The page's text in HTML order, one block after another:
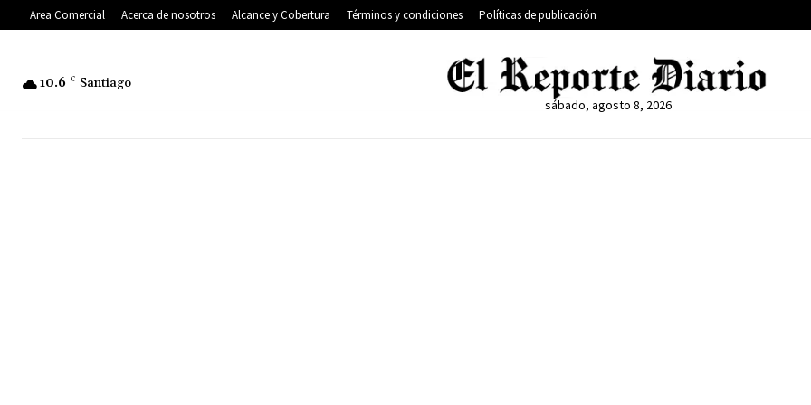
Area Comercial Acerca de nosotros Alcance y Cobertura Términos y condiciones Políticas de publicación
10.6 C Santiago
sábado, agosto 8, 2026